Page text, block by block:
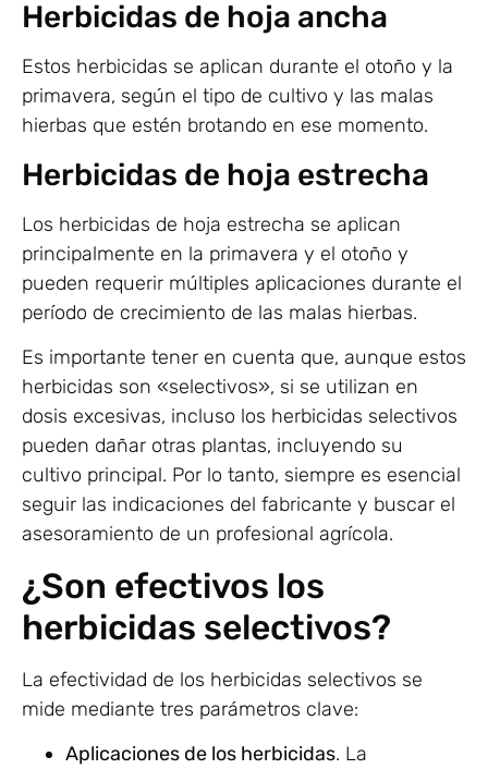
Herbicidas de hoja ancha
Estos herbicidas se aplican durante el otoño y la
primavera, según el tipo de cultivo y las malas
hierbas que estén brotando en ese momento.
Herbicidas de hoja estrecha
Los herbicidas de hoja estrecha se aplican
principalmente en la primavera y el otoño y
pueden requerir múltiples aplicaciones durante el
período de crecimiento de las malas hierbas.
Es importante tener en cuenta que, aunque estos
herbicidas son «selectivos», si se utilizan en
dosis excesivas, incluso los herbicidas selectivos
pueden dañar otras plantas, incluyendo su
cultivo principal. Por lo tanto, siempre es esencial
seguir las indicaciones del fabricante y buscar el
asesoramiento de un profesional agrícola.
¿Son efectivos los
herbicidas selectivos?
La efectividad de los herbicidas selectivos se
mide mediante tres parámetros clave:
Aplicaciones de los herbicidas. La